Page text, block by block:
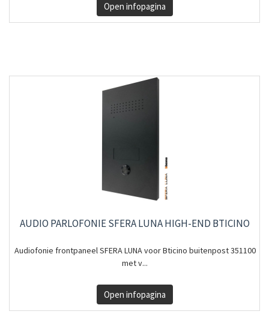
Open infopagina
AUDIO PARLOFONIE SFERA LUNA HIGH-END BTICINO
Audiofonie frontpaneel SFERA LUNA voor Bticino buitenpost 351100
met v...
Open infopagina